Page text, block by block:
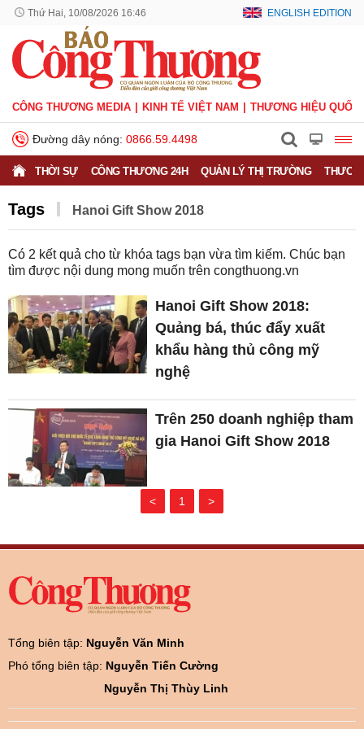
Thứ Hai, 10/08/2026 16:46 ENGLISH EDITION
CÔNG THƯƠNG MEDIA KINH TẾ VIỆT NAM THƯƠNG HIỆU QUỐC
Đường dây nóng: 0866.59.4498
THỜI SỰ CÔNG THƯƠNG 24H QUẢN LÝ THỊ TRƯỜNG
Tags Hanoi Gift Show 2018
Có 2 kết quả cho từ khóa tags bạn vừa tìm kiếm. Chúc bạn
tìm được nội dung mong muốn trên congthuong.vn
Hanoi Gift Show 2018:
Quảng bá, thúc đẩy xuất
khẩu hàng thủ công mỹ
nghệ
Trên 250 doanh nghiệp tham
gia Hanoi Gift Show 2018
< 1 >
Tổng biên tập: Nguyễn Văn Minh
Phó tổng biên tập: Nguyễn Tiến Cường
Nguyễn Thị Thùy Linh